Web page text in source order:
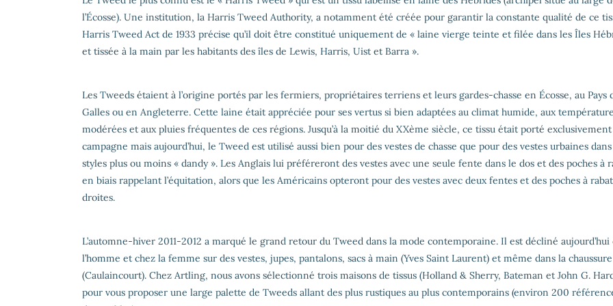
l’Écosse). Une institution, la Harris Tweed Authority, a notamment été créée pour garantir la constante qualité de ce
Harris Tweed Act de 1933 précise qu’il doit être constitué uniquement de « laine vierge teinte et filée dans les Îles
et tissée à la main par les habitants des îles de Lewis, Harris, Uist et Barra ».
Les Tweeds étaient à l’origine portés par les fermiers, propriétaires terriens et leurs gardes-chasse en Écosse, au Pays
Galles ou en Angleterre. Cette laine était appréciée pour ses vertus si bien adaptées au climat humide, aux
modérées et aux pluies fréquentes de ces régions. Jusqu’à la moitié du XXème siècle, ce tissu était porté exclusivement
campagne mais aujourd’hui, le Tweed est utilisé aussi bien pour des vestes de chasse que pour des vestes urbaines
styles plus ou moins « dandy ». Les Anglais lui préféreront des vestes avec une seule fente dans le dos et des poches à
en biais rappelant l’équitation, alors que les Américains opteront pour des vestes avec deux fentes et des poches à
droites.
L’automne-hiver 2011-2012 a marqué le grand retour du Tweed dans la mode contemporaine. Il est décliné aujourd’hui
l’homme et chez la femme sur des vestes, jupes, pantalons, sacs à main (Yves Saint Laurent) et même dans la chaussure
(Caulaincourt). Chez Artling, nous avons sélectionné trois maisons de tissus (Holland & Sherry, Bateman et John G.
pour vous proposer une large palette de Tweeds allant des plus rustiques au plus contemporains (environ 200